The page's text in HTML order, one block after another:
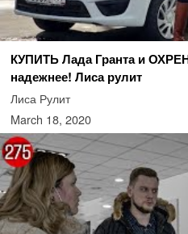
КУПИТЬ Лада Гранта и
надежнее! Лиса рулит
Лиса Рулит
March 18, 2020